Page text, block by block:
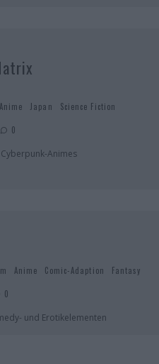
Anime Japan
Science Fiction
0
Animes
Anime Comic-Adaption
Fantasy
0
und Erotikelementen